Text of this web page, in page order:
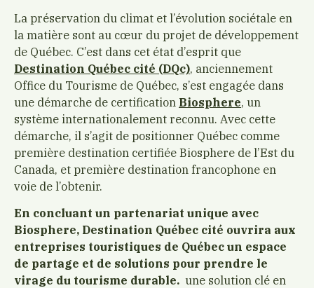
La préservation du climat et l’évolution sociétale en
la matière sont au cœur du projet de développement
de Québec. C’est dans cet état d’esprit que
Destination Québec cité (DQc), anciennement
Office du Tourisme de Québec, s’est engagée dans
une démarche de certification Biosphere, un
système internationalement reconnu. Avec cette
démarche, il s’agit de positionner Québec comme
première destination certifiée Biosphere de l’Est du
Canada, et première destination francophone en
voie de l’obtenir.
En concluant un partenariat unique avec
Biosphere, Destination Québec cité ouvrira aux
entreprises touristiques de Québec un espace
de partage et de solutions pour prendre le
virage du tourisme durable. une solution clé en